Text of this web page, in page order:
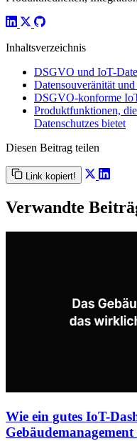
Inhaltsverzeichnis
DSGVO und IoT-
Datensouveränität
DSGVO-konforme
Produktfunktionen,
Datenschutzes bietet
Diesen Beitrag teilen
Link kopiert!
Verwandte
Wie ein gutes IoT-